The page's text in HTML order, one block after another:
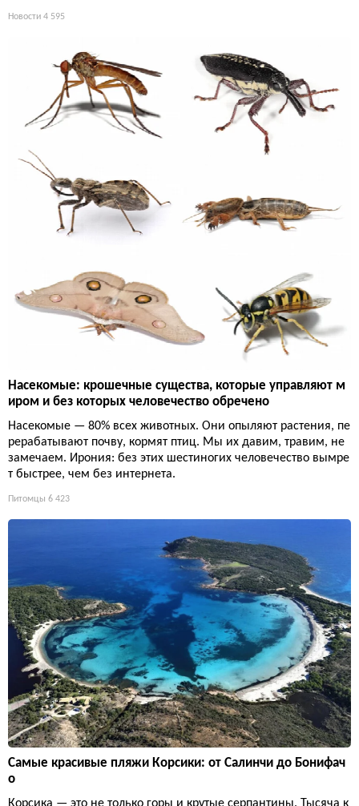
Новости 4 595
Насекомые: крошечные существа, которые управляют м
иром и без которых человечество обречено
Насекомые — 80% всех животных. Они опыляют растения, пе
рерабатывают почву, кормят птиц. Мы их давим, травим, не
замечаем. Ирония: без этих шестиногих человечество вымре
т быстрее, чем без интернета.
Питомцы 6 423
Самые красивые пляжи Корсики: от Салинчи до Бонифач
о